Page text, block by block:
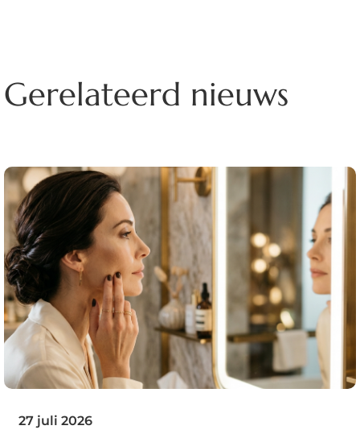
Gerelateerd nieuws
27 juli 2026